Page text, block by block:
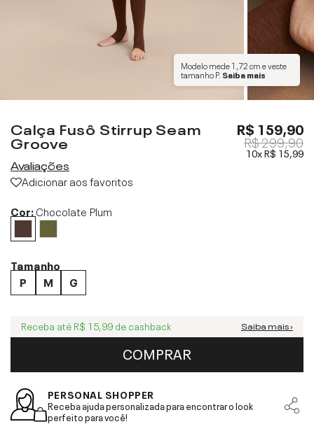
Modelo mede1,72 cme veste
tamanhoP. Saiba mais
Calça Fusô Stirrup Seam
Groove
Avaliações
Adicionar aos favoritos
R$ 159,90
R$ 299,90
10xR$ 15,99
Cor:Chocolate Plum
Tamanho
P
M G
Receba até R$ 15,99 de cashback Saiba mais ›
COMPRAR
PERSONAL SHOPPER
Receba ajuda personalizada para encontrar o look
perfeito para você!